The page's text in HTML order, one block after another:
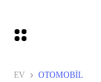
EV OTOMOBIL